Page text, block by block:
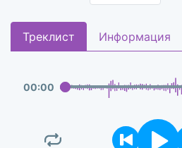
Треклист Информация
00:00